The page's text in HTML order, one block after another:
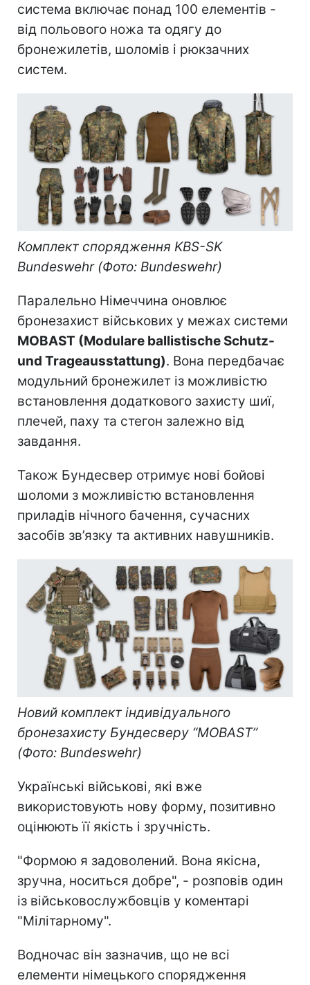
система включає понад 100 елементів -
від польового ножа та одягу до
бронежилетів, шоломів і рюкзачних
систем.
Комплект спорядження KBS-SK
Bundeswehr (Фото: Bundeswehr)
Паралельно Німеччина оновлює
бронезахист військових у межах системи
MOBAST (Modulare ballistische Schutz-
und Trageausstattung). Вона передбачає
модульний бронежилет із можливістю
встановлення додаткового захисту шиї,
плечей, паху та стегон залежно від
завдання.
Також Бундесвер отримує нові бойові
шоломи з можливістю встановлення
приладів нічного бачення, сучасних
засобів зв’язку та активних навушників.
Новий комплект індивідуального
бронезахисту Бундесверу “MOBAST”
(Фото: Bundeswehr)
Українські військові, які вже
використовують нову форму, позитивно
оцінюють її якість і зручність.
"Формою я задоволений. Вона якісна,
зручна, носиться добре", - розповів один
із військовослужбовців у коментарі
"Мілітарному".
Водночас він зазначив, що не всі
елементи німецького спорядження